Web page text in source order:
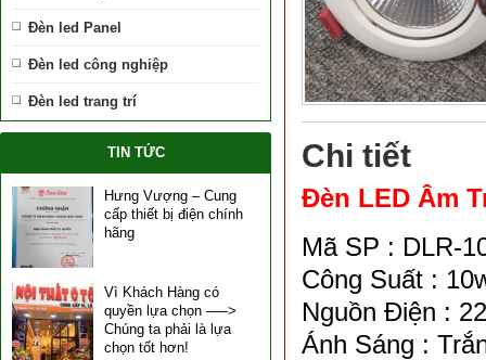
Đèn led Panel
Đèn led công nghiệp
Đèn led trang trí
TIN TỨC
Hưng Vượng – Cung
cấp thiết bị điện chính
hãng
Vì Khách Hàng có
quyền lựa chọn —–>
Chúng ta phải là lựa
chọn tốt hơn!
Chi tiết
Đèn LED Âm
Mã SP : DLR-
Công Suất :
Nguồn Điện :
Ánh Sáng :